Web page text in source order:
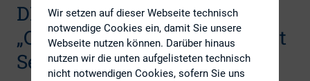
DIRK-Stellungnahme
„Consultation Report on Short
Selling“ IOSCO
Wir setzen auf dieser Webseite technisch
notwendige Cookies ein, damit Sie unsere
Webseite nutzen können. Darüber hinaus
nutzen wir die unten aufgelisteten technisch
nicht notwendigen Cookies, sofern Sie uns